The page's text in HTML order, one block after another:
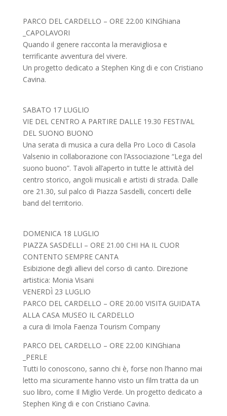
PARCO DEL CARDELLO – ORE 22.00 KINGhiana
_CAPOLAVORI
Quando il genere racconta la meravigliosa e
terrificante avventura del vivere.
Un progetto dedicato a Stephen King di e con Cristiano
Cavina.
SABATO 17 LUGLIO
VIE DEL CENTRO A PARTIRE DALLE 19.30 FESTIVAL
DEL SUONO BUONO
Una serata di musica a cura della Pro Loco di Casola
Valsenio in collaborazione con l’Associazione “Lega del
suono buono”. Tavoli all’aperto in tutte le attività del
centro storico, angoli musicali e artisti di strada. Dalle
ore 21.30, sul palco di Piazza Sasdelli, concerti delle
band del territorio.
DOMENICA 18 LUGLIO
PIAZZA SASDELLI – ORE 21.00 CHI HA IL CUOR
CONTENTO SEMPRE CANTA
Esibizione degli allievi del corso di canto. Direzione
artistica: Monia Visani
VENERDÌ 23 LUGLIO
PARCO DEL CARDELLO – ORE 20.00 VISITA GUIDATA
ALLA CASA MUSEO IL CARDELLO
a cura di Imola Faenza Tourism Company
PARCO DEL CARDELLO – ORE 22.00 KINGhiana
_PERLE
Tutti lo conoscono, sanno chi è, forse non l’hanno mai
letto ma sicuramente hanno visto un film tratta da un
suo libro, come Il Miglio Verde. Un progetto dedicato a
Stephen King di e con Cristiano Cavina.